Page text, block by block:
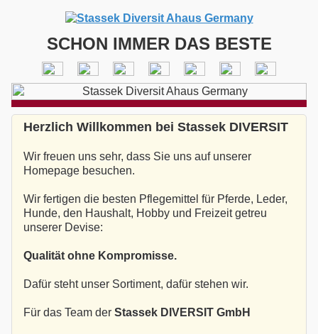
SCHON IMMER DAS BESTE
Herzlich Willkommen bei Stassek DIVERSIT
Wir freuen uns sehr, dass Sie uns auf unserer
Homepage besuchen.
Wir fertigen die besten Pflegemittel für Pferde, Leder,
Hunde, den Haushalt, Hobby und Freizeit getreu
unserer Devise:
Qualität ohne Kompromisse.
Dafür steht unser Sortiment, dafür stehen wir.
Für das Team der Stassek DIVERSIT GmbH